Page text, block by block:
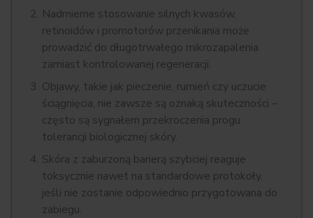
Nadmierne stosowanie silnych kwasów,
retinoidów i promotorów przenikania może
prowadzić do długotrwałego mikrozapalenia
zamiast kontrolowanej regeneracji.
Objawy, takie jak pieczenie, rumień czy uczucie
ściągnięcia, nie zawsze są oznaką skuteczności –
często są sygnałem przekroczenia progu
tolerancji biologicznej skóry.
Skóra z zaburzoną barierą szybciej reaguje
toksycznie nawet na standardowe protokoły,
jeśli nie zostanie odpowiednio przygotowana do
zabiegu.